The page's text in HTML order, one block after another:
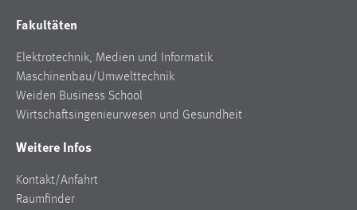
Fakultäten
Elektrotechnik, Medien und Informatik
Maschinenbau/Umwelttechnik
Weiden Business School
Wirtschaftsingenieurwesen und Gesundheit
Weitere Infos
Kontakt/Anfahrt
Raumfinder
Facebook
Zweck:
3 Monate